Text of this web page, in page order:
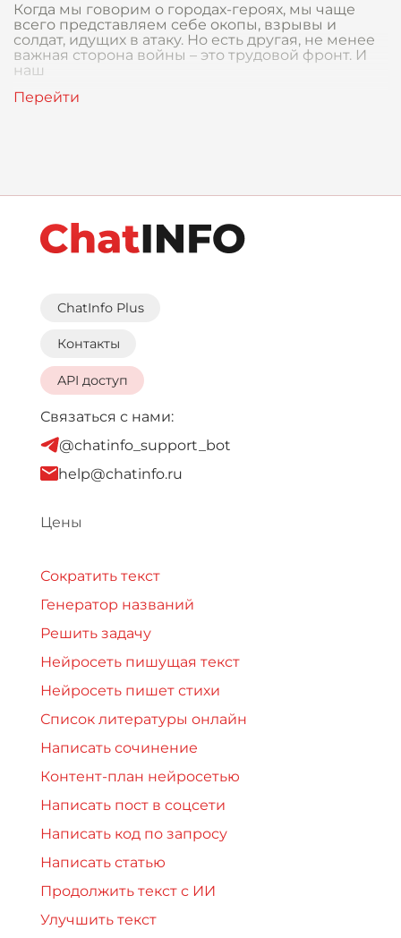
Когда мы говорим о городах-героях, мы чаще
всего представляем себе окопы, взрывы и
солдат, идущих в атаку. Но есть другая, не менее
важная сторона войны – это трудовой фронт. И
наш
ChatInfo Plus
Контакты
API доступ
Связаться с нами:
@chatinfo_support_bot
help@chatinfo.ru
Цены
Сократить текст
Генератор названий
Решить задачу
Нейросеть пишущая текст
Нейросеть пишет стихи
Список литературы онлайн
Написать сочинение
Контент-план нейросетью
Написать пост в соцсети
Написать код по запросу
Написать статью
Продолжить текст с ИИ
Улучшить текст